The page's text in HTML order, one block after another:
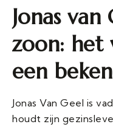
Jonas van
zoon: het
een
Jonas Van Geel is
houdt zijn